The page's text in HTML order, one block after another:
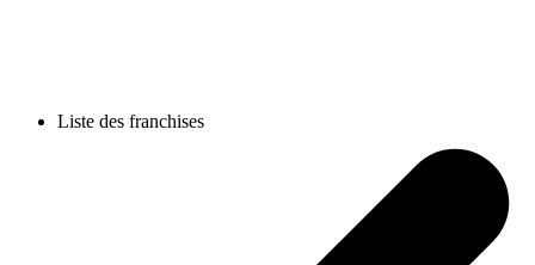
Liste des franchises